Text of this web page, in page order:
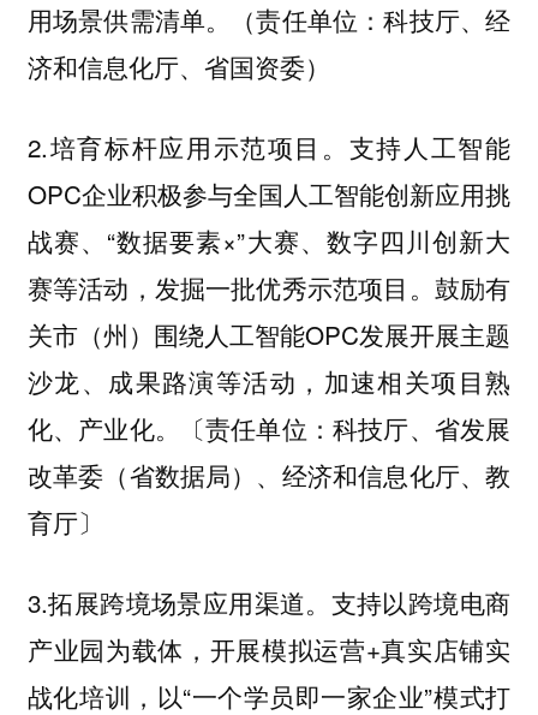
用场景供需清单。（责任单位：科技厅、经
济和信息化厅、省国资委）
2.培育标杆应用示范项目。支持人工智能
OPC企业积极参与全国人工智能创新应用挑
战赛、“数据要素×”大赛、数字四川创新大
赛等活动，发掘一批优秀示范项目。鼓励有
关市（州）围绕人工智能OPC发展开展主题
沙龙、成果路演等活动，加速相关项目熟
化、产业化。〔责任单位：科技厅、省发展
改革委（省数据局）、经济和信息化厅、教
育厅〕
3.拓展跨境场景应用渠道。支持以跨境电商
产业园为载体，开展模拟运营+真实店铺实
战化培训，以“一个学员即一家企业”模式打